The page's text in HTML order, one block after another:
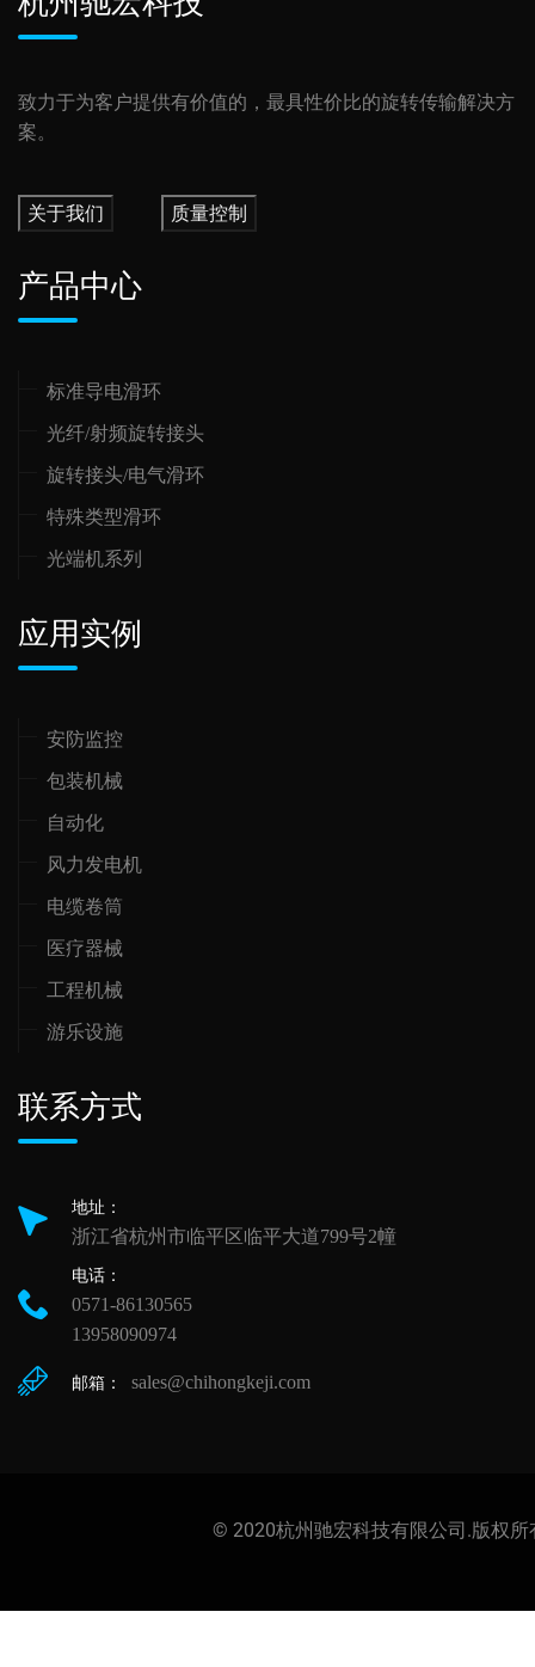
致力于为客户提供有价值的，最具性价比的旋转传输解决方
案。
关于我们 质量控制
产品中心
标准导电滑环
光纤/射频旋转接头
旋转接头/电气滑环
特殊类型滑环
光端机系列
应用实例
安防监控
包装机械
自动化
风力发电机
电缆卷筒
医疗器械
工程机械
游乐设施
联系方式
地址：
浙江省杭州市临平区临平大道799号2幢
电话：
0571-86130565
13958090974
邮箱： sales@chihongkeji.com
© 2020杭州驰宏科技有限公司.版权所